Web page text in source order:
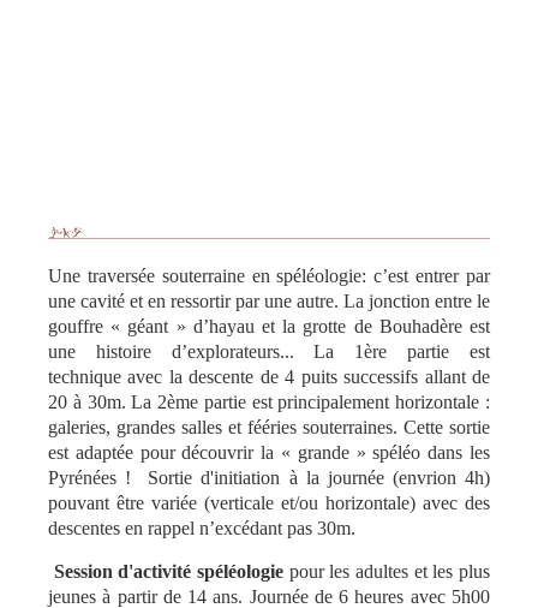
Une traversée souterraine en spéléologie: c’est entrer par
une cavité et en ressortir par une autre. La jonction entre le
gouffre « géant » d’hayau et la grotte de Bouhadère est
une histoire d’explorateurs... La 1ère partie est
technique avec la descente de 4 puits successifs allant de
20 à 30m. La 2ème partie est principalement horizontale :
galeries, grandes salles et fééries souterraines. Cette sortie
est adaptée pour découvrir la « grande » spéléo dans les
Pyrénées ! Sortie d'initiation à la journée (envrion 4h)
pouvant être variée (verticale et/ou horizontale) avec des
descentes en rappel n’excédant pas 30m.
Session d'activité spéléologie pour les adultes et les plus
jeunes à partir de 14 ans. Journée de 6 heures avec 5h00